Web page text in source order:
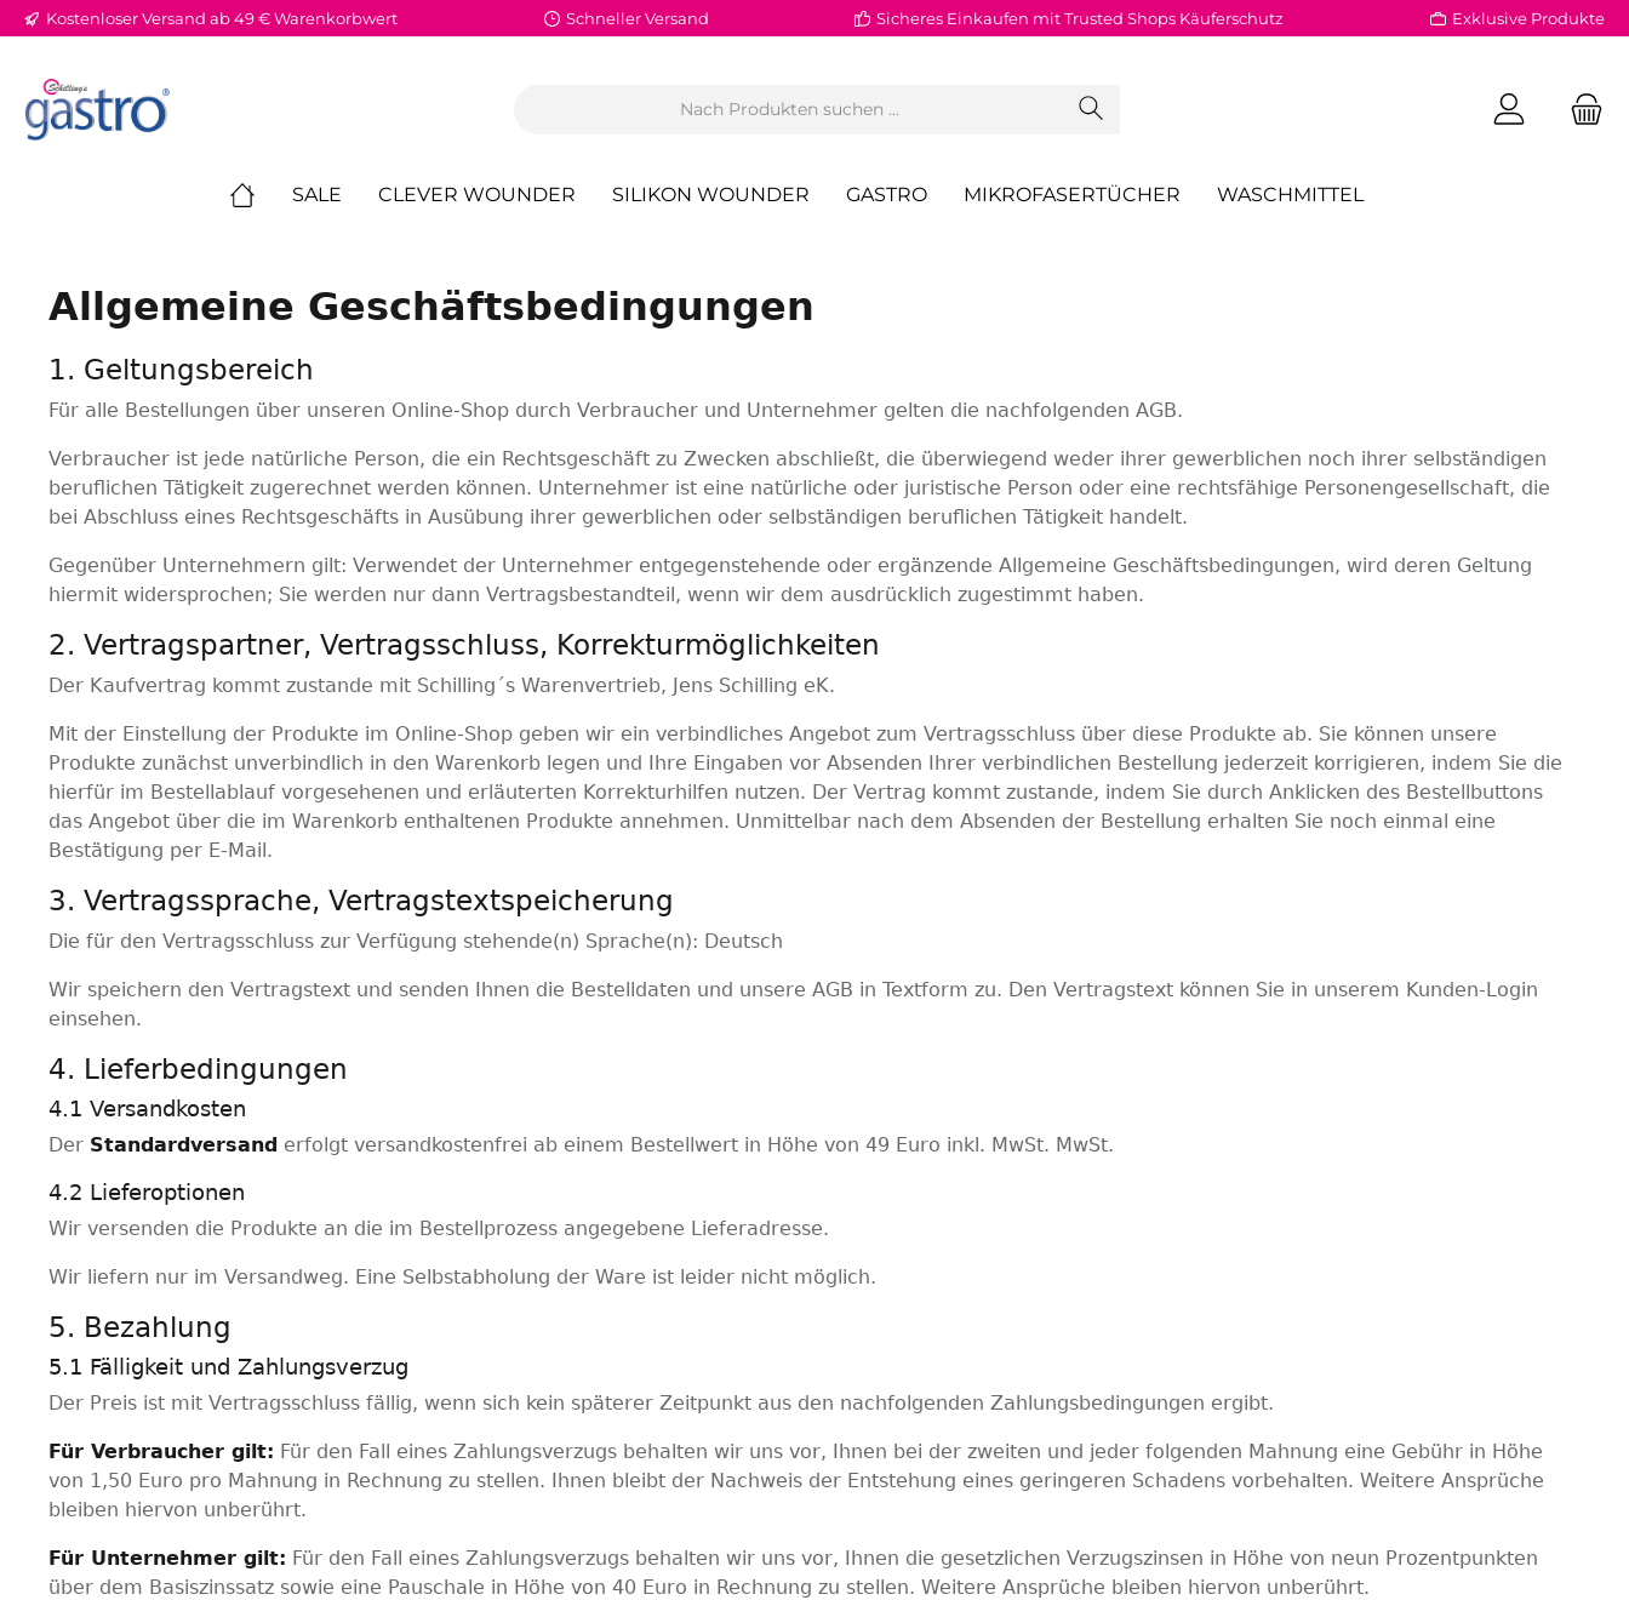
Zur Hauptnavigation springen
Kostenloser Versand ab 49 € Warenkorbwert Schneller Versand Sicheres Einkaufen mit Trusted Shops Käuferschutz Exklusive Produkte
SALE CLEVER WOUNDER SILIKON WOUNDER GASTRO MIKROFASERTÜCHER WASCHMITTEL
Allgemeine Geschäftsbedingungen
1. Geltungsbereich
Für alle Bestellungen über unseren Online-Shop durch Verbraucher und Unternehmer gelten die nachfolgenden AGB.
Verbraucher ist jede natürliche Person, die ein Rechtsgeschäft zu Zwecken abschließt, die überwiegend weder ihrer gewerblichen noch ihrer selbständigen
beruflichen Tätigkeit zugerechnet werden können. Unternehmer ist eine natürliche oder juristische Person oder eine rechtsfähige Personengesellschaft, die
bei Abschluss eines Rechtsgeschäfts in Ausübung ihrer gewerblichen oder selbständigen beruflichen Tätigkeit handelt.
Gegenüber Unternehmern gilt: Verwendet der Unternehmer entgegenstehende oder ergänzende Allgemeine Geschäftsbedingungen, wird deren Geltung
hiermit widersprochen; Sie werden nur dann Vertragsbestandteil, wenn wir dem ausdrücklich zugestimmt haben.
2. Vertragspartner, Vertragsschluss, Korrekturmöglichkeiten
Der Kaufvertrag kommt zustande mit Schilling´s Warenvertrieb, Jens Schilling eK.
Mit der Einstellung der Produkte im Online-Shop geben wir ein verbindliches Angebot zum Vertragsschluss über diese Produkte ab. Sie können unsere
Produkte zunächst unverbindlich in den Warenkorb legen und Ihre Eingaben vor Absenden Ihrer verbindlichen Bestellung jederzeit korrigieren, indem Sie die
hierfür im Bestellablauf vorgesehenen und erläuterten Korrekturhilfen nutzen. Der Vertrag kommt zustande, indem Sie durch Anklicken des Bestellbuttons
das Angebot über die im Warenkorb enthaltenen Produkte annehmen. Unmittelbar nach dem Absenden der Bestellung erhalten Sie noch einmal eine
Bestätigung per E-Mail.
3. Vertragssprache, Vertragstextspeicherung
Die für den Vertragsschluss zur Verfügung stehende(n) Sprache(n): Deutsch
Wir speichern den Vertragstext und senden Ihnen die Bestelldaten und unsere AGB in Textform zu. Den Vertragstext können Sie in unserem Kunden-Login
einsehen.
4. Lieferbedingungen
4.1 Versandkosten
Der Standardversand erfolgt versandkostenfrei ab einem Bestellwert in Höhe von 49 Euro inkl. MwSt. MwSt.
4.2 Lieferoptionen
Wir versenden die Produkte an die im Bestellprozess angegebene Lieferadresse.
Wir liefern nur im Versandweg. Eine Selbstabholung der Ware ist leider nicht möglich.
5. Bezahlung
5.1 Fälligkeit und Zahlungsverzug
Der Preis ist mit Vertragsschluss fällig, wenn sich kein späterer Zeitpunkt aus den nachfolgenden Zahlungsbedingungen ergibt.
Für Verbraucher gilt: Für den Fall eines Zahlungsverzugs behalten wir uns vor, Ihnen bei der zweiten und jeder folgenden Mahnung eine Gebühr in Höhe
von 1,50 Euro pro Mahnung in Rechnung zu stellen. Ihnen bleibt der Nachweis der Entstehung eines geringeren Schadens vorbehalten. Weitere Ansprüche
bleiben hiervon unberührt.
Für Unternehmer gilt: Für den Fall eines Zahlungsverzugs behalten wir uns vor, Ihnen die gesetzlichen Verzugszinsen in Höhe von neun Prozentpunkten
über dem Basiszinssatz sowie eine Pauschale in Höhe von 40 Euro in Rechnung zu stellen. Weitere Ansprüche bleiben hiervon unberührt.